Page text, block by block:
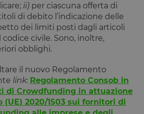
ii) per ciascuna offerta di
di debito l’indicazione delle
dei limiti posti dagli articoli
codice civile. Sono, inoltre,
obblighi.
il nuovo Regolamento
link: Regolamento Consob in
di Crowdfunding in attuazione
(UE) 2020/1503 sui fornitori di
CookieScript
www.opstart.it
4
settimane
2 giorni
Questo
viene
utilizzato
servizio
visitatori. È
necessario
il banner dei
cookie di
Cookie-
Script.com